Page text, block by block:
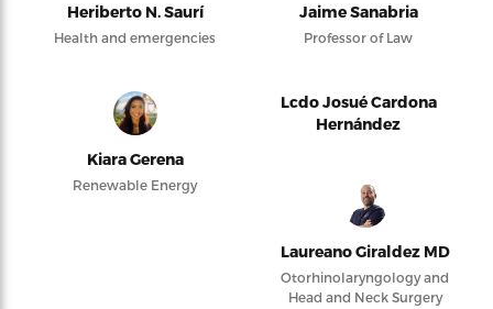
Heriberto N. Saurí
Health and emergencies
Jaime Sanabria
Professor of Law
Kiara Gerena
Renewable Energy
Lcdo Josué Cardona
Hernández
Laureano Giraldez MD
Otorhinolaryngology and
Head and Neck Surgery